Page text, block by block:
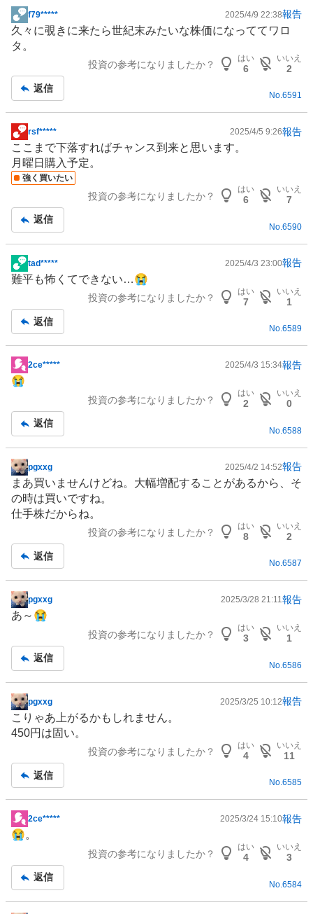
掲
示
板
f79***** 2025/4/9 22:38報告
久々に覗きに来たら世紀末みたいな株価になっててワロ
タ。
投資の参考になりましたか？
はい
6
いいえ
2
返信
No.6591
掲
示
板
記
rsf***** 2025/4/5 9:26報告
ここまで下落すればチャンス到来と思います。
月曜日購入予定。
強く買いたい
投資の参考になりましたか？
はい
6
いいえ
7
返信
No. 6590
掲
示
事
tad***** 2025/4/3 23:00報告
難平も怖くてできない…😭
投資の参考になりましたか？
はい
7
いいえ
1
返信
No.6589
掲
示
事
2ce***** 2025/4/3 15:34報告
😭
投資の参考になりましたか？
はい
2
いいえ
0
返信
No. 6588
掲
示
板
記
pgxxg 2025/4/2 14:52報告
まあ買いませんけどね。大幅増配することがあるから、そ
の時は買いですね。
仕手株だからね。
投資の参考になりましたか？
はい
8
いいえ
2
返信
No.6587
掲
示
事
pgxxg 2025/3/28 21:11報告
あ～😭
投資の参考になりましたか？
はい
3
いいえ
1
返信
No. 6586
掲
示
板
pgxxg 2025/3/25 10:12報告
こりゃあ上がるかもしれません。
450円は固い。
投資の参考になりましたか？
はい
4
いいえ
11
返信
No.6585
掲
示
事
2ce***** 2025/3/24 15:10報告
😭。
投資の参考になりましたか？
はい
4
いいえ
3
返信
No. 6584